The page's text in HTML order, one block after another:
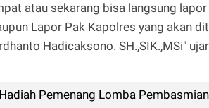
atau sekarang bisa langsung
Lapor Pak Kapolres yang akan
Hadicaksono. SH.,SIK.,MSi"
Pemenang Lomba